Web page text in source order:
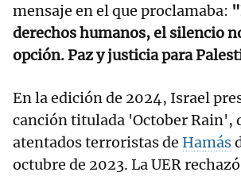
mensaje en el que proclamaba:
derechos humanos, el silencio
opción. Paz y justicia para
En la edición de 2024, Israel
canción titulada 'October Rain',
atentados terroristas de Hamás
octubre de 2023. La UER